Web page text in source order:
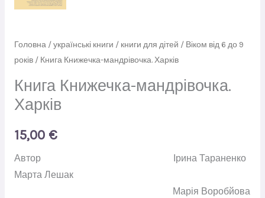
Головна/українські книги / книги для дітей / Віком від 6 до 9
років/ Книга Книжечка-мандрівочка. Харків
Книга Книжечка-мандрівочка.
Харків
15,00 €
Автор Ірина Тараненко
Марта Лешак
Марія Воробйова